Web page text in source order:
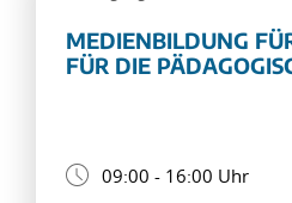
MEDIENBILDUNG
FÜR DIE
09:00 - 16:00 Uhr